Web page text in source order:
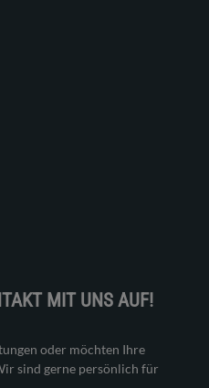
MIT UNS AUF!
oder möchten Ihre
sind gerne persönlich für